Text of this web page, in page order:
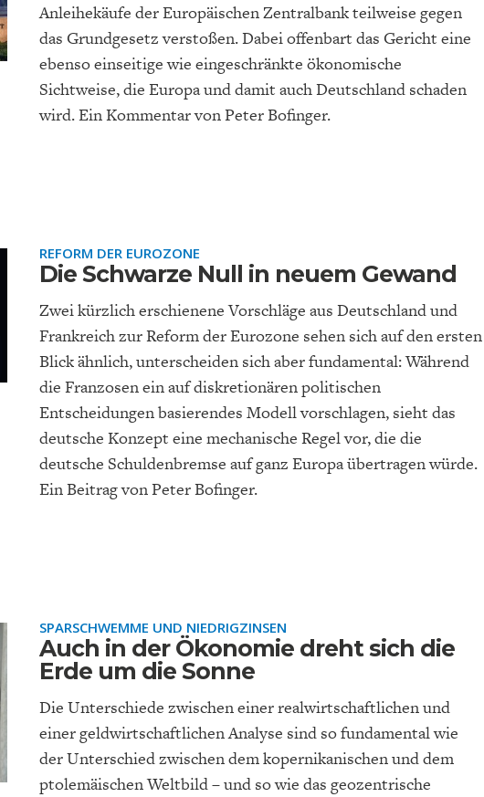
Anleihekäufe der Europäischen Zentralbank teilweise gegen
das Grundgesetz verstoßen. Dabei offenbart das Gericht eine
ebenso einseitige wie eingeschränkte ökonomische
Sichtweise, die Europa und damit auch Deutschland schaden
wird. Ein Kommentar von Peter Bofinger.
REFORM DER EUROZONE
Die Schwarze Null in neuem Gewand
Zwei kürzlich erschienene Vorschläge aus Deutschland und
Frankreich zur Reform der Eurozone sehen sich auf den ersten
Blick ähnlich, unterscheiden sich aber fundamental: Während
die Franzosen ein auf diskretionären politischen
Entscheidungen basierendes Modell vorschlagen, sieht das
deutsche Konzept eine mechanische Regel vor, die die
deutsche Schuldenbremse auf ganz Europa übertragen würde.
Ein Beitrag von Peter Bofinger.
SPARSCHWEMME UND NIEDRIGZINSEN
Auch in der Ökonomie dreht sich die
Erde um die Sonne
Die Unterschiede zwischen einer realwirtschaftlichen und
einer geldwirtschaftlichen Analyse sind so fundamental wie
der Unterschied zwischen dem kopernikanischen und dem
ptolemäischen Weltbild – und so wie das geozentrische